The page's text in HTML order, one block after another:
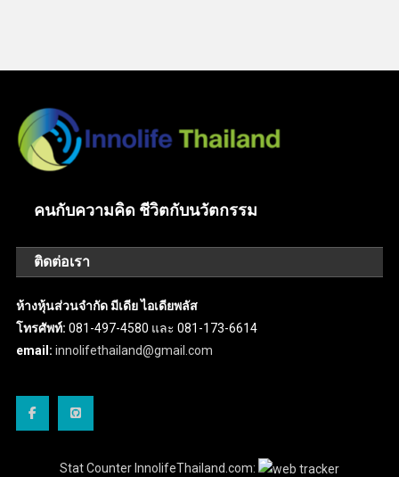
คนกับความคิด ชีวิตกับนวัตกรรม
ติดต่อเรา
ห้างหุ้นส่วนจำกัด มีเดีย ไอเดียพลัส
โทรศัพท์: 081-497-4580 และ 081-173-6614
email: innolifethailand@gmail.com
Stat Counter InnolifeThailand.com: